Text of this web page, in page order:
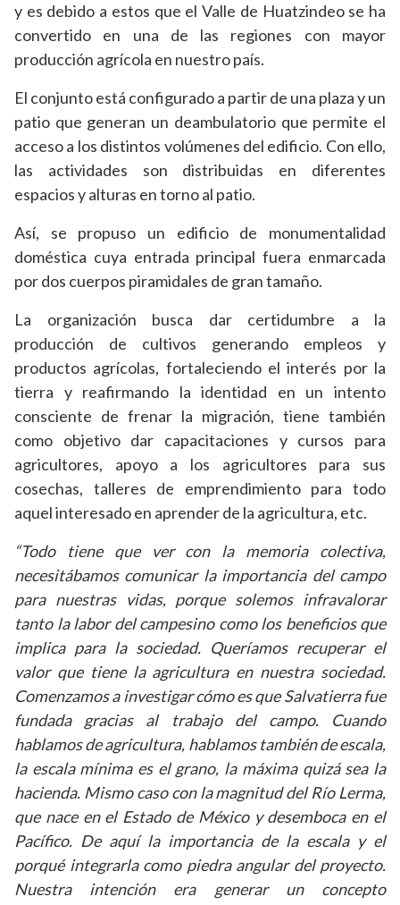
y es debido a estos que el Valle de Huatzindeo se ha
convertido en una de las regiones con mayor
producción agrícola en nuestro país.
El conjunto está configurado a partir de una plaza y un
patio que generan un deambulatorio que permite el
acceso a los distintos volúmenes del edificio. Con ello,
las actividades son distribuidas en diferentes
espacios y alturas en torno al patio.
Así, se propuso un edificio de monumentalidad
doméstica cuya entrada principal fuera enmarcada
por dos cuerpos piramidales de gran tamaño.
La organización busca dar certidumbre a la
producción de cultivos generando empleos y
productos agrícolas, fortaleciendo el interés por la
tierra y reafirmando la identidad en un intento
consciente de frenar la migración, tiene también
como objetivo dar capacitaciones y cursos para
agricultores, apoyo a los agricultores para sus
cosechas, talleres de emprendimiento para todo
aquel interesado en aprender de la agricultura, etc.
“Todo tiene que ver con la memoria colectiva,
necesitábamos comunicar la importancia del campo
para nuestras vidas, porque solemos infravalorar
tanto la labor del campesino como los beneficios que
implica para la sociedad. Queríamos recuperar el
valor que tiene la agricultura en nuestra sociedad.
Comenzamos a investigar cómo es que Salvatierra fue
fundada gracias al trabajo del campo. Cuando
hablamos de agricultura, hablamos también de escala,
la escala mínima es el grano, la máxima quizá sea la
hacienda. Mismo caso con la magnitud del Río Lerma,
que nace en el Estado de México y desemboca en el
Pacífico. De aquí la importancia de la escala y el
porqué integrarla como piedra angular del proyecto.
Nuestra intención era generar un concepto